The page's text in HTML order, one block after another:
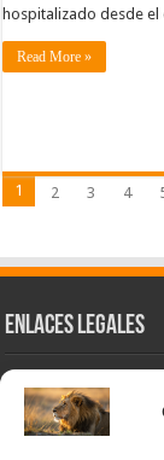
hospitalizado desde
Read More »
1 2 3 4
Enlaces Legales
Nuestra Esencia
Pulso Global